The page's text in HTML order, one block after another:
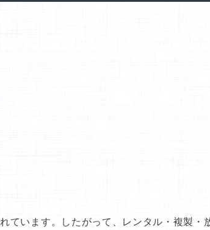
ています。したがって、レンタル・複製・